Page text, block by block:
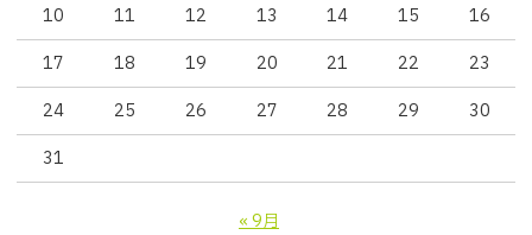
10
11 12 13 14 15
16
17
18 19 20 21 22
23
24
25 26 27 28 29
30
31
« 9月